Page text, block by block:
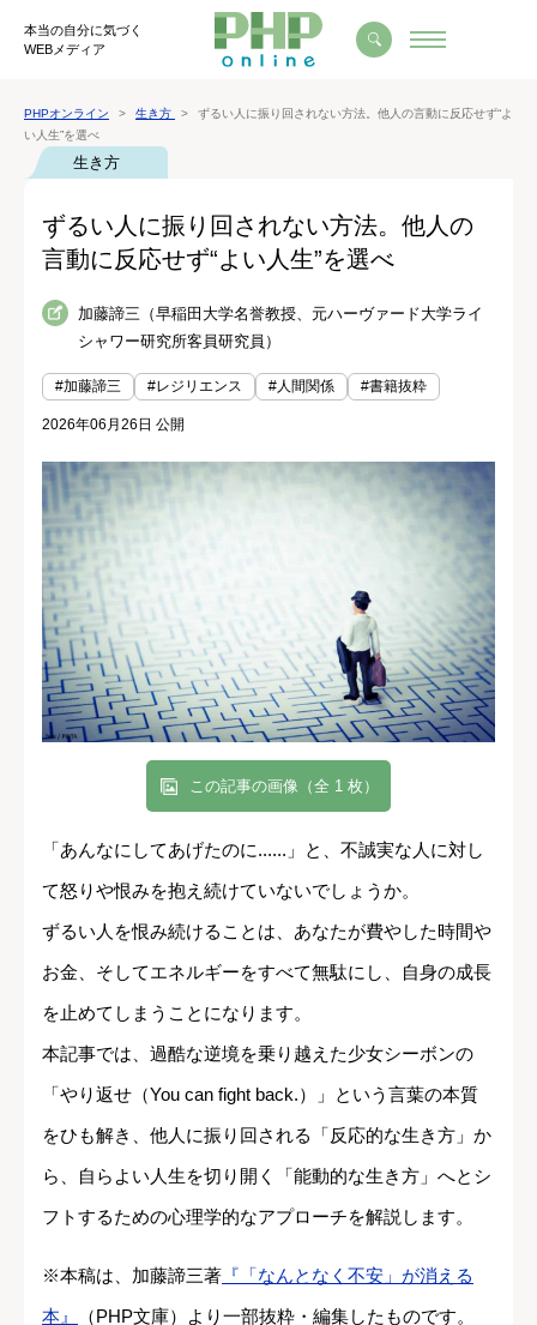
本当の自分に気づく
WEBメディア
PHPオンライン 生き方
ずるい人に振り回されない方法。他人の言動に反応せず“よ
い人生”を選べ
生き方
ずるい人に振り回されない方法。他人の
言動に反応せず“よい人生”を選べ
加藤諦三（早稲田大学名誉教授、元ハーヴァード大学ライ
シャワー研究所客員研究員）
#加藤諦三 #レジリエンス #人間関係 #書籍抜粋
2026年06月26日 公開
この記事の画像（全 1 枚）
「あんなにしてあげたのに......」と、不誠実な人に対し
て怒りや恨みを抱え続けていないでしょうか。
ずるい人を恨み続けることは、あなたが費やした時間や
お金、そしてエネルギーをすべて無駄にし、自身の成長
を止めてしまうことになります。
本記事では、過酷な逆境を乗り越えた少女シーボンの
「やり返せ（You can fight back.）」という言葉の本質
をひも解き、他人に振り回される「反応的な生き方」か
ら、自らよい人生を切り開く「能動的な生き方」へとシ
フトするための心理学的なアプローチを解説します。
※本稿は、加藤諦三著 『「なんとなく不安」が消える
本』
（PHP文庫）より一部抜粋・編集したものです。